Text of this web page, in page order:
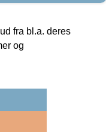
fra bl.a. deres
og